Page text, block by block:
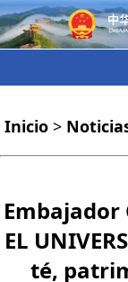
Inicio >
Embajador
EL
té,